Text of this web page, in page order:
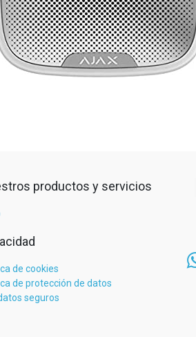
productos y servicios
de cookies
de protección de datos
seguros